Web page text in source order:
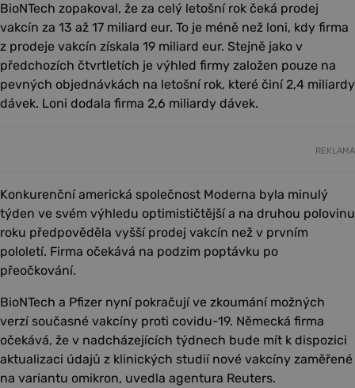
BioNTech zopakoval, že za celý letošní rok čeká prodej
vakcín za 13 až 17 miliard eur. To je méně než loni, kdy firma
z prodeje vakcín získala 19 miliard eur. Stejně jako v
předchozích čtvrtletích je výhled firmy založen pouze na
pevných objednávkách na letošní rok, které činí 2,4 miliardy
dávek. Loni dodala firma 2,6 miliardy dávek.
REKLAMA
Konkurenční americká společnost Moderna byla minulý
týden ve svém výhledu optimističtější a na druhou polovinu
roku předpověděla vyšší prodej vakcín než v prvním
pololetí. Firma očekává na podzim poptávku po
přeočkování.
BioNTech a Pfizer nyní pokračují ve zkoumání možných
verzí současné vakcíny proti covidu-19. Německá firma
očekává, že v nadcházejících týdnech bude mít k dispozici
aktualizaci údajů z klinických studií nové vakcíny zaměřené
na variantu omikron, uvedla agentura Reuters.